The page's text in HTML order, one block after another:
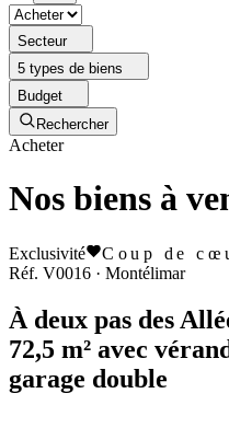
Secteur
5 types de biens
Budget
Rechercher
Acheter
Nos biens à
Exclusivité Coup de
Réf. V0016 · Montélimar
À deux pas des
72,5 m² avec
garage double